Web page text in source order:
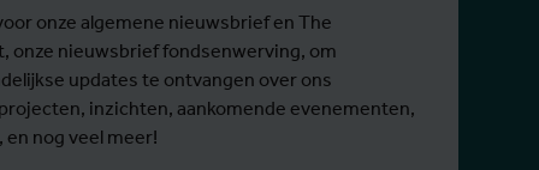
gemeenten waargenomen.
Lees meer
onze algemene nieuwsbrief en The
onze nieuwsbrief fondsenwerving, om
updates te ontvangen over ons
inzichten, aankomende evenementen,
en nog veel meer!